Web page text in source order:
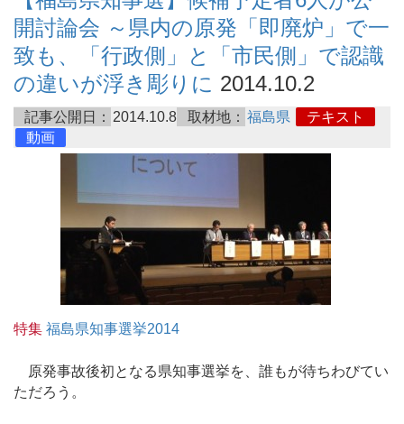
開討論会 ～県内の原発「即廃炉」で一
致も、「行政側」と「市民側」で認識
の違いが浮き彫りに 2014.10.2
記事公開日： 2014.10.8 取材地： 福島県
テキスト
動画
特集 福島県知事選挙2014
原発事故後初となる県知事選挙を、誰もが待ちわびてい
ただろう。